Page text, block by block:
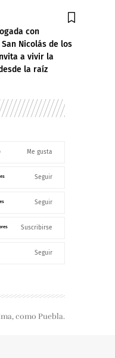
con
Nicolás de los
a vivir la
la raíz
Me gusta
Seguir
Seguir
Suscribirse
Seguir
como Puebla.